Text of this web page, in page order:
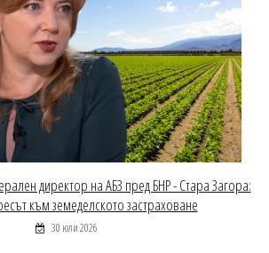
директор на АБЗ пред БНР - Стара Загора:
към земеделското застраховане
30 юли 2026